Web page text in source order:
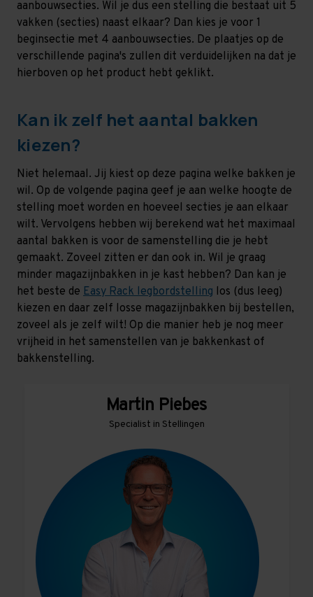
Martin Piebes
Specialist in Stellingen
aanbouwsecties. Wil je dus een stelling die bestaat uit 5
vakken (secties) naast elkaar? Dan kies je voor 1
beginsectie met 4 aanbouwsecties. De plaatjes op de
verschillende pagina's zullen dit verduidelijken na dat je
hierboven op het product hebt geklikt.
Kan ik zelf het aantal bakken
kiezen?
Niet helemaal. Jij kiest op deze pagina welke bakken je
wil. Op de volgende pagina geef je aan welke hoogte de
stelling moet worden en hoeveel secties je aan elkaar
wilt. Vervolgens hebben wij berekend wat het maximaal
aantal bakken is voor de samenstelling die je hebt
gemaakt. Zoveel zitten er dan ook in. Wil je graag
minder magazijnbakken in je kast hebben? Dan kan je
het beste de Easy Rack legbordstelling los (dus leeg)
kiezen en daar zelf losse magazijnbakken bij bestellen,
zoveel als je zelf wilt! Op die manier heb je nog meer
vrijheid in het samenstellen van je bakkenkast of
bakkenstelling.